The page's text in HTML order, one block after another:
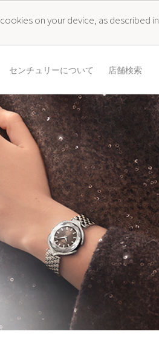
on your device, as described in
センチュリーについて 店舗検索